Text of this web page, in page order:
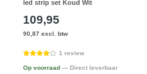
led strip set Koud Wit
109,95
90,87 excl. btw
1 review
Op voorraad — Direct leverbaar